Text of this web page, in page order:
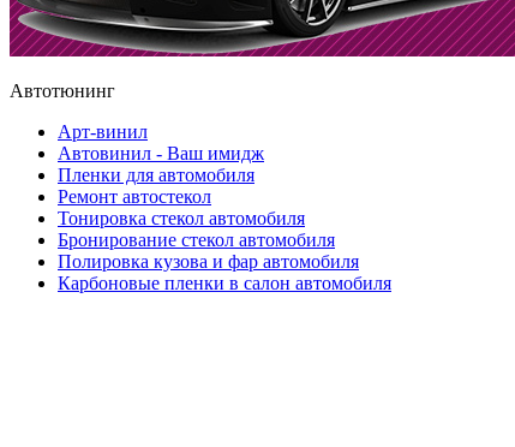
Автотюнинг
Арт-винил
Автовинил - Ваш имидж
Пленки для автомобиля
Ремонт автостекол
Тонировка стекол автомобиля
Бронирование стекол автомобиля
Полировка кузова и фар автомобиля
Карбоновые пленки в салон автомобиля